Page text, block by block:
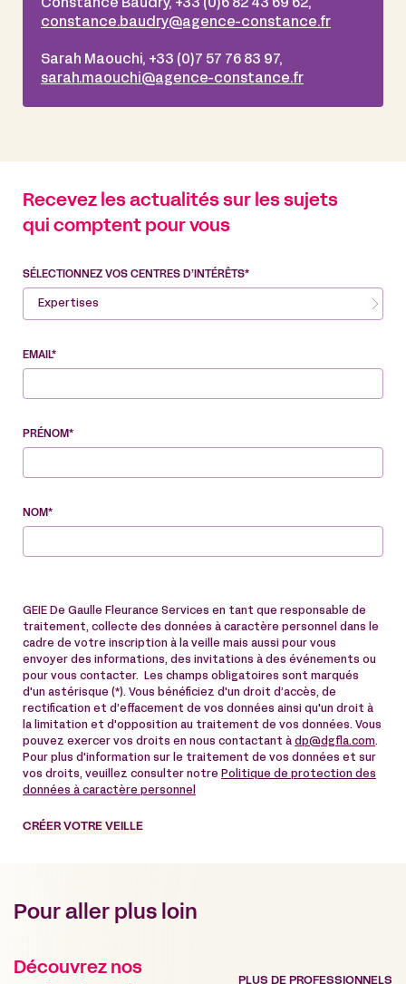
Constance Baudry, +33 (0)6 82 43 69 62,
constance.baudry@agence-constance.fr
Sarah Maouchi, +33 (0)7 57 76 83 97,
sarah.maouchi@agence-constance.fr
Recevez les actualités sur les sujets
qui comptent pour vous
SÉLECTIONNEZ VOS CENTRES D’INTÉRÊTS*
Expertises
EMAIL*
PRÉNOM*
NOM*
GEIE De Gaulle Fleurance Services en tant que responsable de
traitement, collecte des données à caractère personnel dans le
cadre de votre inscription à la veille mais aussi pour vous
envoyer des informations, des invitations à des événements ou
pour vous contacter. Les champs obligatoires sont marqués
d'un astérisque (*). Vous bénéficiez d'un droit d’accès, de
rectification et d’effacement de vos données ainsi qu'un droit à
la limitation et d'opposition au traitement de vos données. Vous
pouvez exercer vos droits en nous contactant à dp@dgfla.com.
Pour plus d'information sur le traitement de vos données et sur
vos droits, veuillez consulter notre Politique de protection des
données à caractère personnel
CRÉER VOTRE VEILLE
Pour aller plus loin
Découvrez nos
PLUS DE PROFESSIONNELS